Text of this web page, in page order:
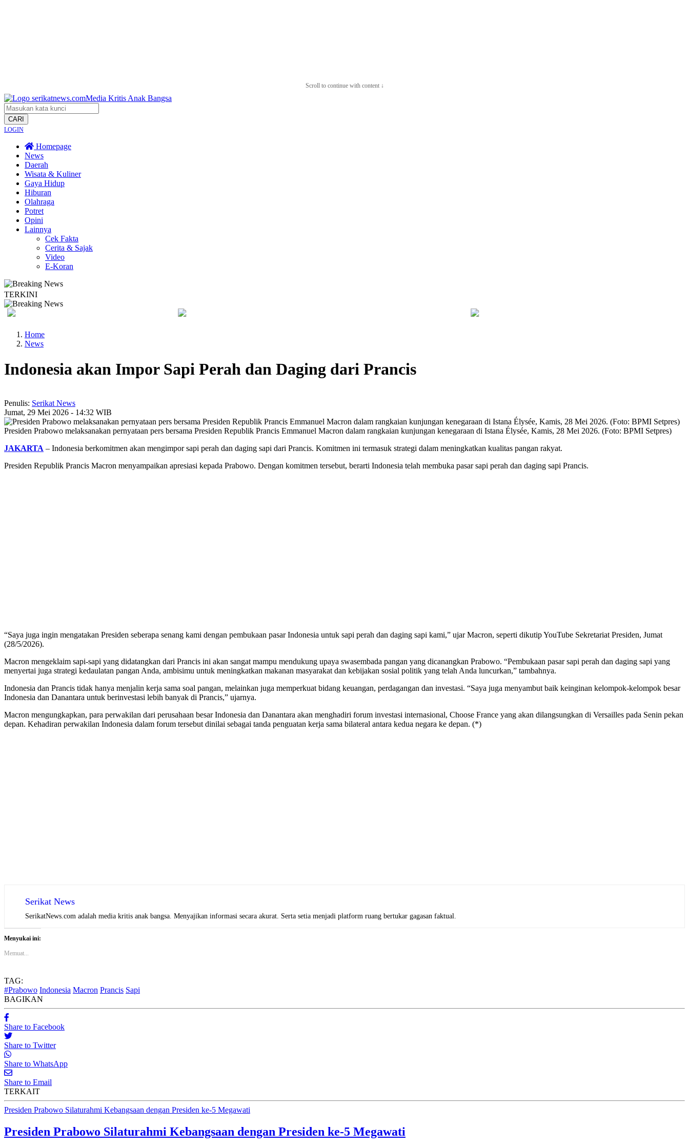
Scroll to continue with content ↓
CARI
LOGIN
Homepage
News
Daerah
Wisata & Kuliner
Gaya Hidup
Hiburan
Olahraga
Potret
Opini
Lainnya
Cek Fakta
Cerita & Sajak
Video
E-Koran
TERKINI
Kebakaran Savana Bromo Capai 80 Hektare Bapas Yogyakarta dan Poltek Imipas Evaluasi Program Magang Taruna Pemasyarakan Bapas Yogyakarta dan PN Sleman Perkuat Koordinasi Penerapan Pidana
Home
News
Indonesia akan Impor Sapi Perah dan Daging dari Prancis
Penulis: Serikat News
Jumat, 29 Mei 2026 - 14:32 WIB
Presiden Prabowo melaksanakan pernyataan pers bersama Presiden Republik Prancis Emmanuel Macron dalam rangkaian kunjungan kenegaraan di Istana Élysée, Kamis, 28 Mei 2026. (Foto: BPMI Setpres)
JAKARTA – Indonesia berkomitmen akan mengimpor sapi perah dan daging sapi dari Prancis. Komitmen ini termasuk strategi dalam meningkatkan kualitas pangan rakyat.
Presiden Republik Prancis Macron menyampaikan apresiasi kepada Prabowo. Dengan komitmen tersebut, berarti Indonesia telah membuka pasar sapi perah dan daging sapi Prancis.
“Saya juga ingin mengatakan Presiden seberapa senang kami dengan pembukaan pasar Indonesia untuk sapi perah dan daging sapi kami,” ujar Macron, seperti dikutip YouTube Sekretariat Presiden, Jumat
(28/5/2026).
Macron mengeklaim sapi-sapi yang didatangkan dari Prancis ini akan sangat mampu mendukung upaya swasembada pangan yang dicanangkan Prabowo. “Pembukaan pasar sapi perah dan daging sapi yang
menyertai juga strategi kedaulatan pangan Anda, ambisimu untuk meningkatkan makanan masyarakat dan kebijakan sosial politik yang telah Anda luncurkan,” tambahnya.
Indonesia dan Prancis tidak hanya menjalin kerja sama soal pangan, melainkan juga memperkuat bidang keuangan, perdagangan dan investasi. “Saya juga menyambut baik keinginan kelompok-kelompok besar
Indonesia dan Danantara untuk berinvestasi lebih banyak di Prancis,” ujarnya.
Macron mengungkapkan, para perwakilan dari perusahaan besar Indonesia dan Danantara akan menghadiri forum investasi internasional, Choose France yang akan dilangsungkan di Versailles pada Senin pekan
depan. Kehadiran perwakilan Indonesia dalam forum tersebut dinilai sebagai tanda penguatan kerja sama bilateral antara kedua negara ke depan. (*)
Serikat News
SerikatNews.com adalah media kritis anak bangsa. Menyajikan informasi secara akurat. Serta setia menjadi platform ruang bertukar gagasan faktual.
Menyukai ini:
Memuat...
TAG:
#Prabowo Indonesia Macron Prancis Sapi
BAGIKAN
Share to Facebook
Share to Twitter
Share to WhatsApp
Share to Email
TERKAIT
Presiden Prabowo Silaturahmi Kebangsaan dengan Presiden ke-5 Megawati
Presiden Prabowo Silaturahmi Kebangsaan dengan Presiden ke-5 Megawati